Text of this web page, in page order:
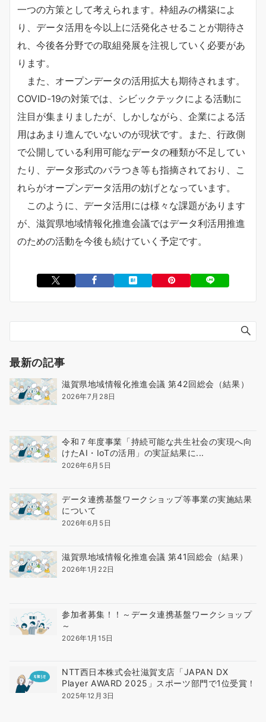
一つの方策として考えられます。枠組みの構築によ
り、データ活用を今以上に活発化させることが期待さ
れ、今後各分野での取組発展を注視していく必要があ
ります。
また、オープンデータの活用拡大も期待されます。
COVID-19の対策では、シビックテックによる活動に
注目が集まりましたが、しかしながら、企業による活
用はあまり進んでいないのが現状です。また、行政側
で公開している利用可能なデータの種類が不足してい
たり、データ形式のバラつき等も指摘されており、こ
れらがオープンデータ活用の妨げとなっています。
このように、データ活用には様々な課題があります
が、滋賀県地域情報化推進会議ではデータ利活用推進
のための活動を今後も続けていく予定です。
最新の記事
滋賀県地域情報化推進会議 第42回総会（結果）
2026年7月28日
令和７年度事業「持続可能な共生社会の実現へ向
けたAI・IoTの活用」の実証結果に...
2026年6月5日
データ連携基盤ワークショップ等事業の実施結果
について
2026年6月5日
滋賀県地域情報化推進会議 第41回総会（結果）
2026年1月22日
参加者募集！！～データ連携基盤ワークショップ
～
2026年1月15日
NTT西日本株式会社滋賀支店「JAPAN DX
Player AWARD 2025」スポーツ部門で1位受賞！
2025年12月3日